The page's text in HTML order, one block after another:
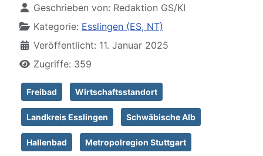
Geschrieben von: Redaktion GS/KI
Kategorie: Esslingen (ES, NT)
Veröffentlicht: 11. Januar 2025
Zugriffe: 359
Freibad Wirtschaftsstandort
Landkreis Esslingen Schwäbische Alb
Hallenbad Metropolregion Stuttgart